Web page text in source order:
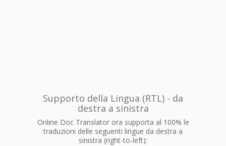
Supporto della Lingua (RTL) - da
destra a sinistra
Online Doc Translator ora supporta al 100% le
traduzioni delle seguenti lingue da destra a
sinistra (right-to-left):